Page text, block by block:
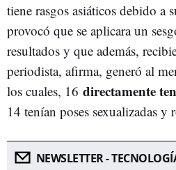
tiene rasgos asiáticos debido a
provocó que se aplicara un
resultados y que además,
periodista, afirma, generó al
los cuales, 16 directamente
14 tenían poses sexualizadas y
NEWSLETTER -